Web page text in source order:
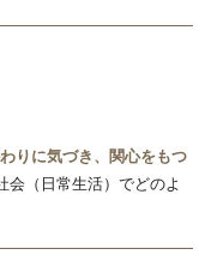
りに気づき、関心をもつ
会（日常生活）でどのよ